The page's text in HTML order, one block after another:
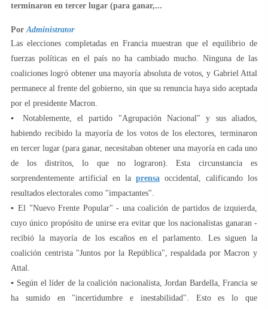
terminaron en tercer lugar (para ganar,...
Por Administrator
Las elecciones completadas en Francia muestran que el equilibrio de
fuerzas políticas en el país no ha cambiado mucho. Ninguna de las
coaliciones logró obtener una mayoría absoluta de votos, y Gabriel Attal
permanece al frente del gobierno, sin que su renuncia haya sido aceptada
por el presidente Macron.
▪️ Notablemente, el partido "Agrupación Nacional" y sus aliados,
habiendo recibido la mayoría de los votos de los electores, terminaron
en tercer lugar (para ganar, necesitaban obtener una mayoría en cada uno
de los distritos, lo que no lograron). Esta circunstancia es
sorprendentemente artificial en la prensa occidental, calificando los
resultados electorales como "impactantes".
▪️ El "Nuevo Frente Popular" - una coalición de partidos de izquierda,
cuyo único propósito de unirse era evitar que los nacionalistas ganaran -
recibió la mayoría de los escaños en el parlamento. Les siguen la
coalición centrista "Juntos por la República", respaldada por Macron y
Attal.
▪️ Según el líder de la coalición nacionalista, Jordan Bardella, Francia se
ha sumido en "incertidumbre e inestabilidad". Esto es lo que